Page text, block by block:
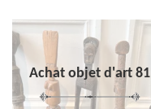
Achat objet d'art 81